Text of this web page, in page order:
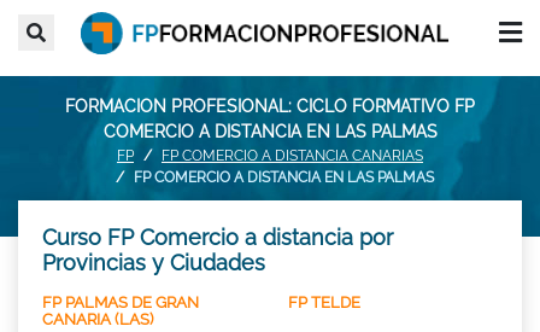
FORMACION PROFESIONAL: CICLO FORMATIVO FP
COMERCIO A DISTANCIA EN LAS PALMAS
FP
FP COMERCIO A DISTANCIA CANARIAS
FP COMERCIO A DISTANCIA EN LAS PALMAS
Curso FP Comercio a distancia por
Provincias y Ciudades
FP PALMAS DE GRAN
CANARIA (LAS)
FP TELDE